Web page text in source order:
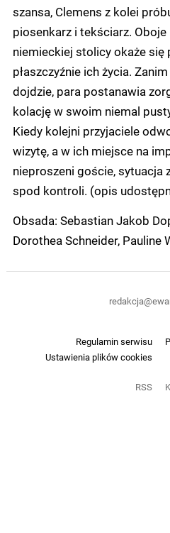
szansa, Clemens z kolei
piosenkarz i tekściarz. Oboje
niemieckiej stolicy okaże się
płaszczyźnie ich życia.
dojdzie, para postanawia
kolację w swoim niemal
Kiedy kolejni przyjaciele
wizytę, a w ich miejsce na
nieproszeni goście, sytuacja
spod kontroli. (opis
Obsada: Sebastian Jakob
Dorothea Schneider, Pauline
Regulamin serwisu
Ustawienia plików cookies
RSS